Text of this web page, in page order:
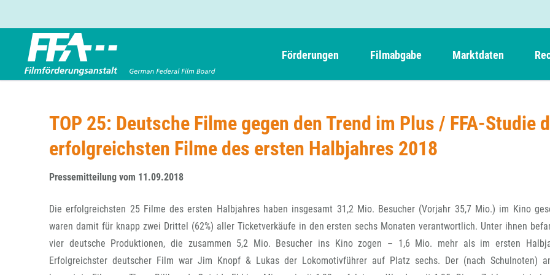
Förderungen
Entwicklungsförderung
Produktionsförderung
Verleihförderung
Folgevorhaben aus BKM-Preismitteln
Navigation
überspringen
Einreich- und Sitzungstermine
Webinare
Förderergebnisse
Filmabgabe
Filmabgabe von Videoprogrammanbietern
Filmabgabe von Fernsehveranstaltern
Marktdaten
FFA 2025
Die FFA in Kürze
Gremien
Referendariat
Kurzfilmpreis Short Tiger
German Films und Vision Kino
Der besondere Kinderfilm
TOP 25: Deutsche Filme gegen den Trend im Plus / FFA-Studie
erfolgreichsten Filme des ersten Halbjahres 2018
Pressemitteilung vom 11.09.2018
Die erfolgreichsten 25 Filme des ersten Halbjahres haben insgesamt 31,2 Mio. Besucher (Vorjahr 35,7 Mio.) im Kino
waren damit für knapp zwei Drittel (62%) aller Ticketverkäufe in den ersten sechs Monaten verantwortlich. Unter ihnen
vier deutsche Produktionen, die zusammen 5,2 Mio. Besucher ins Kino zogen – 1,6 Mio. mehr als im ersten
Erfolgreichster deutscher Film war Jim Knopf & Lukas der Lokomotivführer auf Platz sechs. Der (nach Schulnoten)